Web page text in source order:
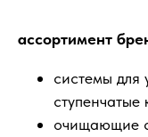
ассортимент
системы для
очищающие